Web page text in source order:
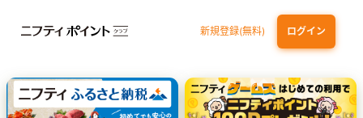
新規登録(無料) ログイン
dカード GOLD 三井住友カード ゴールド（NL）（家族カード発行）
【実質初月無料】DMM | Disney+(ディズニープラス) セットプラン